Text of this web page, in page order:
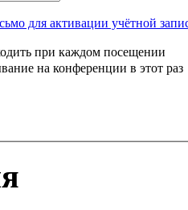
для активации учётной
при каждом посещении
на конференции в этот раз